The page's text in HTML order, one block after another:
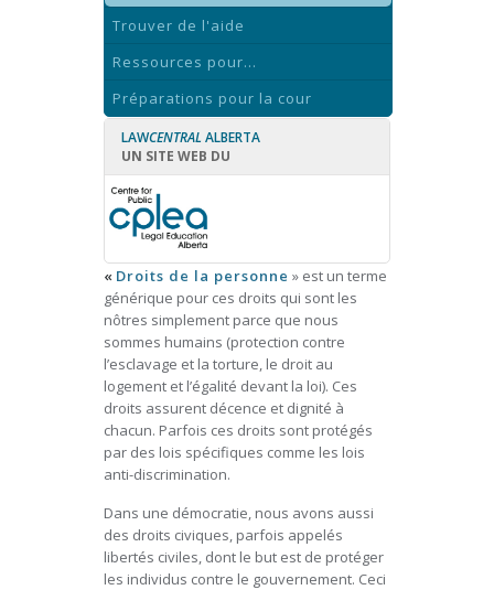
Trouver de l'aide
Ressources pour...
Préparations pour la cour
LAWCENTRAL ALBERTA
UN SITE WEB DU
« Droits de la personne » est un terme
générique pour ces droits qui sont les
nôtres simplement parce que nous
sommes humains (protection contre
l’esclavage et la torture, le droit au
logement et l’égalité devant la loi). Ces
droits assurent décence et dignité à
chacun. Parfois ces droits sont protégés
par des lois spécifiques comme les lois
anti-discrimination.
Dans une démocratie, nous avons aussi
des droits civiques, parfois appelés
libertés civiles, dont le but est de protéger
les individus contre le gouvernement. Ceci